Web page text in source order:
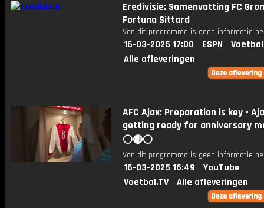
Eredivisie: Samenvatting FC
Fortuna Sittard
Van dit programma is geen informatie
16-03-2025 17:00 ESPN
Alle afleveringen
AFC Ajax: Preparation is key -
getting ready for anniversary
⚪️🔴⚪️
Van dit programma is geen informatie
16-03-2025 16:49
YouTube
Voetbal.TV
Alle afleveringen